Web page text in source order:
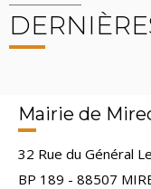
Mairie de
32 Rue du Général
BP 189 - 88507